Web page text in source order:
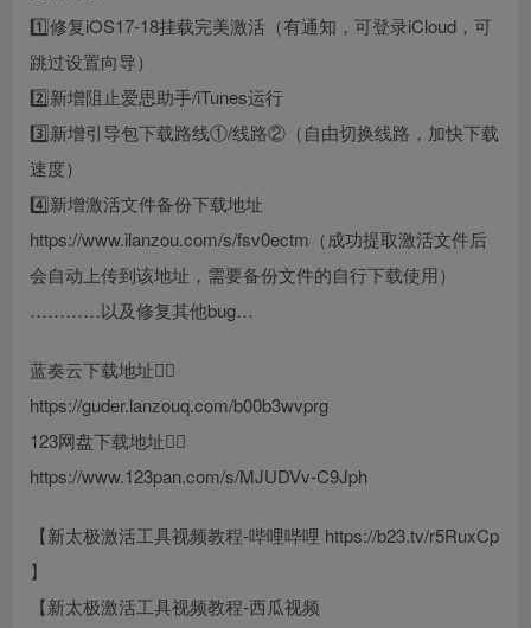
1️⃣修复iOS17-18挂载完美激活（有通知，可登录iCloud，可
跳过设置向导）
2️⃣新增阻止爱思助手/iTunes运行
3️⃣新增引导包下载路线①/线路②（自由切换线路，加快下载
速度）
4️⃣新增激活文件备份下载地址
https://www.ilanzou.com/s/fsv0ectm（成功提取激活文件后
会自动上传到该地址，需要备份文件的自行下载使用）
…………以及修复其他bug…
蓝奏云下载地址👇🏻
https://guder.lanzouq.com/b00b3wvprg
123网盘下载地址👇🏻
https://www.123pan.com/s/MJUDVv-C9Jph
【新太极激活工具视频教程-哔哩哔哩 https://b23.tv/r5RuxCp
】
【新太极激活工具视频教程-西瓜视频